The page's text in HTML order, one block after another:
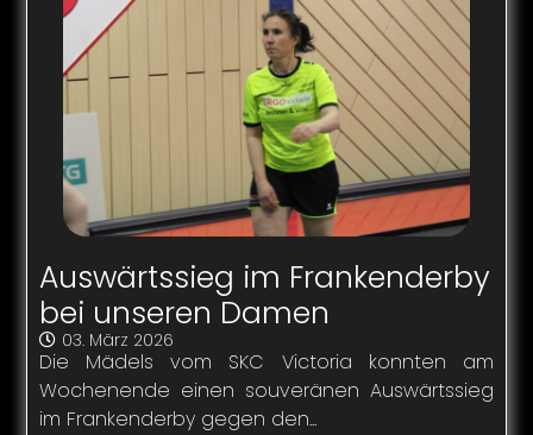
Auswärtssieg im Frankenderby
bei unseren Damen
03. März 2026
Die Mädels vom SKC Victoria konnten am
Wochenende einen souveränen Auswärtssieg
im Frankenderby gegen den...